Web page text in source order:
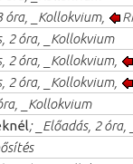
óra, _Kollokvium,
2 óra, _Kollokvium
2 óra, _Kollokvium,
2 óra, _Kollokvium,
_Kollokvium
; _Előadás, 2 óra,